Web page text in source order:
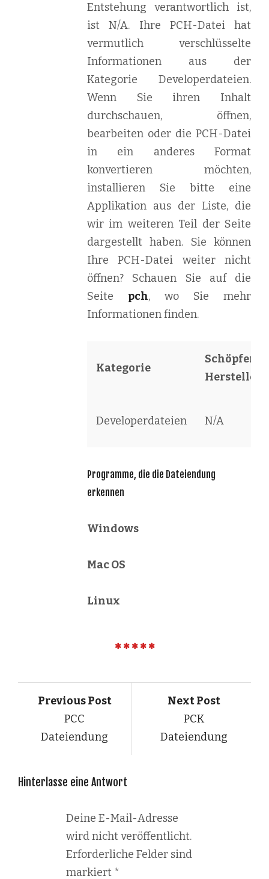
Entstehung verantwortlich ist,
ist N/A. Ihre PCH-Datei hat
vermutlich verschlüsselte
Informationen aus der
Kategorie Developerdateien.
Wenn Sie ihren Inhalt
durchschauen, öffnen,
bearbeiten oder die PCH-Datei
in ein anderes Format
konvertieren möchten,
installieren Sie bitte eine
Applikation aus der Liste, die
wir im weiteren Teil der Seite
dargestellt haben. Sie können
Ihre PCH-Datei weiter nicht
öffnen? Schauen Sie auf die
Seite pch, wo Sie mehr
Informationen finden.
Kategorie
Schöpfer /
Hersteller
Developerdateien N/A
Programme, die die Dateiendung
erkennen
Windows
Mac OS
Linux
Previous Post
PCC
Dateiendung
Next Post
PCK
Dateiendung
Hinterlasse eine Antwort
Deine E-Mail-Adresse
wird nicht veröffentlicht.
Erforderliche Felder sind
markiert *